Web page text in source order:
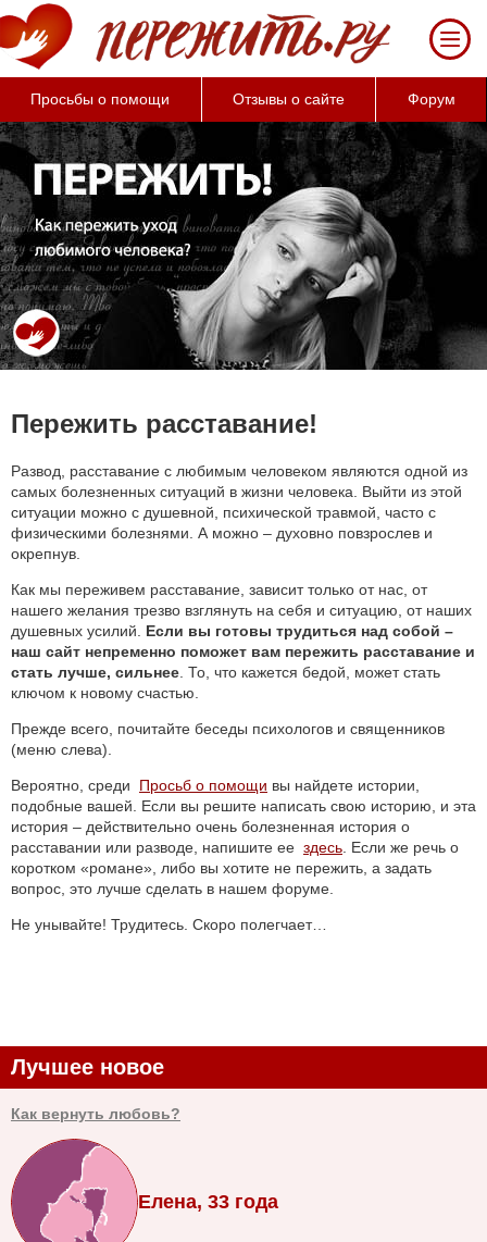
Просьбы о помощи Отзывы о сайте Форум
Пережить расставание!
Развод, расставание с любимым человеком являются одной из
самых болезненных ситуаций в жизни человека. Выйти из этой
ситуации можно с душевной, психической травмой, часто с
физическими болезнями. А можно – духовно повзрослев и
окрепнув.
Как мы переживем расставание, зависит только от нас, от
нашего желания трезво взглянуть на себя и ситуацию, от наших
душевных усилий. Если вы готовы трудиться над собой –
наш сайт непременно поможет вам пережить расставание и
стать лучше, сильнее . То, что кажется бедой, может стать
ключом к новому счастью.
Прежде всего, почитайте беседы психологов и священников
(меню слева).
Вероятно, среди Просьб о помощи вы найдете истории,
подобные вашей. Если вы решите написать свою историю, и эта
история – действительно очень болезненная история о
расставании или разводе, напишите ее здесь . Если же речь о
коротком «романе», либо вы хотите не пережить, а задать
вопрос, это лучше сделать в нашем форуме.
Не унывайте! Трудитесь. Скоро полегчает…
Лучшее новое
Как вернуть любовь?
Елена, 33 года